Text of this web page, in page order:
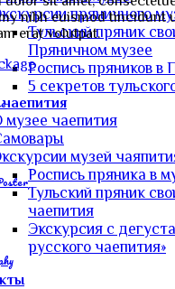
пряничного
Тульский пряник
Пряничном музее
Роспись пряников в
5 секретов
музее чаепития
музей
Роспись пряника в
Тульский пряник
чаепития
Экскурсия с
русского чаепития»
nibh euismod tincidunt
erat volutpat.